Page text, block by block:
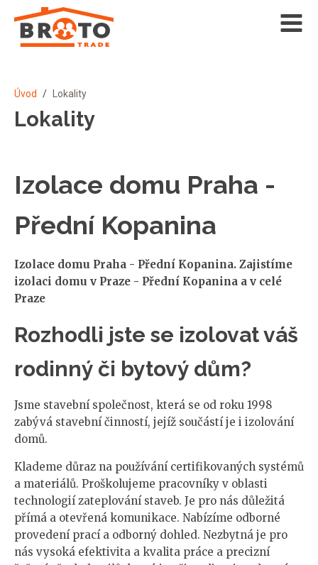
Úvod / Lokality
Lokality
Izolace domu Praha -
Přední Kopanina
Izolace domu Praha - Přední Kopanina. Zajistíme
izolaci domu v Praze - Přední Kopanina a v celé
Praze
Rozhodli jste se izolovat váš
rodinný či bytový dům?
Jsme stavební společnost, která se od roku 1998
zabývá stavební činností, jejíž součástí je i izolování
domů.
Klademe důraz na používání certifikovaných systémů
a materiálů. Proškolujeme pracovníky v oblasti
technologií zateplování staveb. Je pro nás důležitá
přímá a otevřená komunikace. Nabízíme odborné
provedení prací a odborný dohled. Nezbytná je pro
nás vysoká efektivita a kvalita práce a precizní